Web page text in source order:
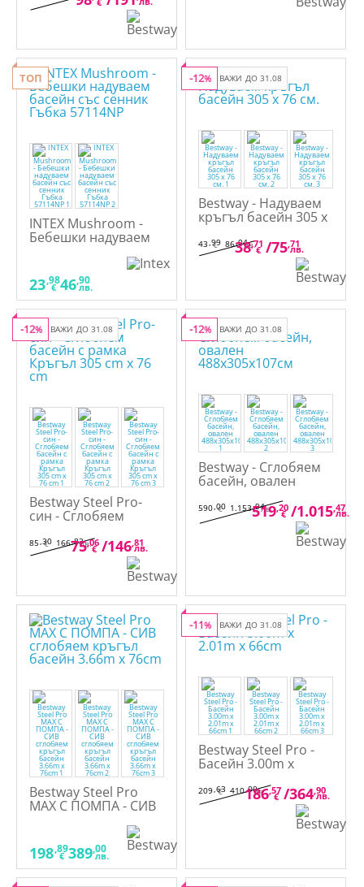
ТОП
INTEX Mushroom -
Бебешки надуваем
басейн със сенник
23,98
€ 46,90
лв.
ВАЖИ ДО 31.08
-12%
Bestway - Надуваем
кръгъл басейн 305 x
76 см.
43,99
€ 86,04лв.
38,71
€ /75,71
лв.
ВАЖИ ДО 31.08
-12%
Bestway Steel Pro-
син - Сглобяем
Кръгъл 305 cm x 76
cm
85,30
€ 166,83лв.
75,06
€ /146,81
лв.
ВАЖИ ДО 31.08
-12%
Bestway - Сглобяем
басейн, овален
590,00
€ 1.153,94лв.
519,20
€ /1.015,47
лв.
Bestway Steel Pro
MAX С ПОМПА - СИВ
басейн 3.66m x 76cm
198,89
€ 389,00
лв.
ВАЖИ ДО 31.08
-11%
Bestway Steel Pro -
Басейн 3.00m x
209,63
€ 410,00лв.
186,57
€ /364,90
лв.